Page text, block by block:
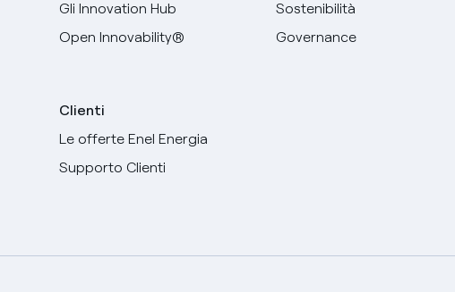
Gli Innovation Hub
Open Innovability®
Clienti
Le offerte Enel Energia
Supporto Clienti
Sostenibilità
Governance
Italiano